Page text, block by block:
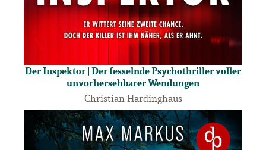
Der Inspektor | Der fesselnde Psychothriller voller
unvorhersehbarer Wendungen
Christian Hardinghaus